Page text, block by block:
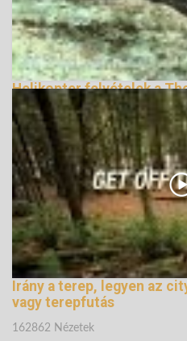
Helikopter felvételek a
Trail du Mont-Blanc®
169383 Nézetek
Irány a terep, legyen az
vagy terepfutás
162862 Nézetek